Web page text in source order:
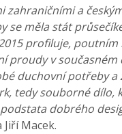
zahraničními a
se měla stát
profiluje,
proudy v současném
duchovní potřeby a
tedy souborné dílo,
dobrého
Macek.